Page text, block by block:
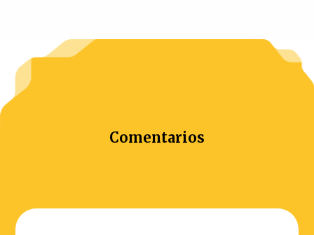
Comentarios